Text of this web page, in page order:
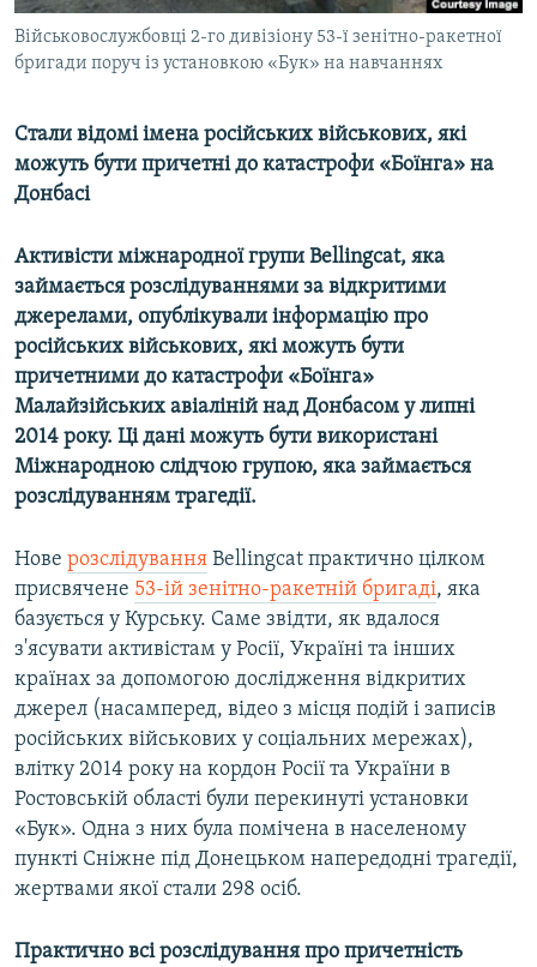
РУС
УКР
ДОЛУЧАЙСЯ!
Усі сайти RFE/RL
Військовослужбовці 2-го дивізіону 53-ї зенітно-ракетної
бригади поруч із установкою «Бук» на навчаннях
Стали відомі імена російських військових, які
можуть бути причетні до катастрофи «Боїнга» на
Донбасі
Активісти міжнародної групи Bellingcat, яка
займається розслідуваннями за відкритими
джерелами, опублікували інформацію про
російських військових, які можуть бути
причетними до катастрофи «Боїнга»
Малайзійських авіаліній над Донбасом у липні
2014 року. Ці дані можуть бути використані
Міжнародною слідчою групою, яка займається
розслідуванням трагедії.
Нове розслідування Bellingcat практично цілком
присвячене 53-ій зенітно-ракетній бригаді, яка
базується у Курську. Саме звідти, як вдалося
з'ясувати активістам у Росії, Україні та інших
країнах за допомогою дослідження відкритих
джерел (насамперед, відео з місця подій і записів
російських військових у соціальних мережах),
влітку 2014 року на кордон Росії та України в
Ростовській області були перекинуті установки
«Бук». Одна з них була помічена в населеному
пункті Сніжне під Донецьком напередодні трагедії,
жертвами якої стали 298 осіб.
Практично всі розслідування про причетність